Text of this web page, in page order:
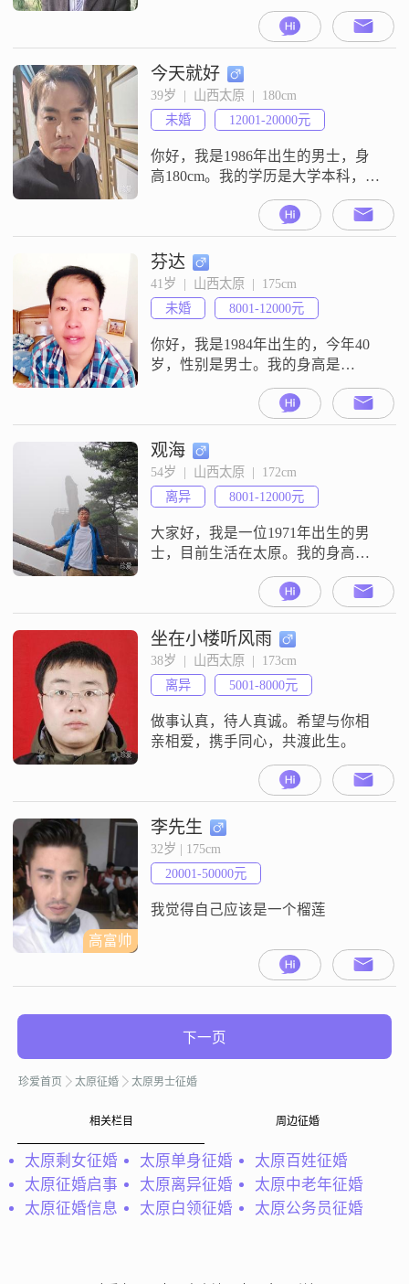
良好。太原独自生活，希望能遇到
知己，共度余生。
今天就好
39岁  |  山西太原  |  180cm
未婚
12001-20000元
你好，我是1986年出生的男士，身
高180cm。我的学历是大学本科，现
在在太原工作，月收入在12001到
20000元之间。我是一个稳重可靠的
人，平时性格幽默风趣，也比较自
信果断。我属于外向健谈的类型，
责任感强，平时心态乐观积极。在
与人相处时，我表现得耐心包容，
性格成熟稳重，随和易相处，并且
真诚可靠。我希望在这里遇到合适
芬达
41岁  |  山西太原  |  175cm
未婚
8001-12000元
你好，我是1984年出生的，今年40
岁，性别是男士。我的身高是
175cm。我的工作地在太原，我的月
收入在5001元到8000元这个区间。
我是一个成熟稳重的人，平时性格
随和，比较容易相处。对待生活和
工作，我始终抱着乐观积极的态
度。我希望通过这里，能遇到一位
合适的女士，两个人可以互相了
解，一起交流。如果你对我这些基
本情况觉
观海
54岁  |  山西太原  |  172cm
离异
8001-12000元
大家好，我是一位1971年出生的男
士，目前生活在太原。我的身高是
172厘米，月收入在5001到8000元之
间，学历为大专。我对生活的态度
是活在当下，尽量享受每一刻的美
好。性格方面，我比较随和，容易
与人相处，不喜欢过于复杂的人际
关系。平时我喜欢探索美食，尤其
是各种特色小吃和地方美食，我觉
得品尝不同的美食也是一种不错的
体验
坐在小楼听风雨
38岁  |  山西太原  |  173cm
离异
5001-8000元
做事认真，待人真诚。希望与你相
亲相爱，携手同心，共渡此生。
高富帅
李先生
32岁 | 175cm
20001-50000元
我觉得自己应该是一个榴莲
下一页
珍爱首页 太原征婚 太原男士征婚
相关栏目 周边征婚
太原剩女征婚 太原单身征婚
太原百姓征婚
太原征婚启事
太原离异征婚
太原中老年征婚
太原征婚信息
太原白领征婚 太原公务员征婚